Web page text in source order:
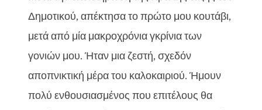
Δημοτικού, απέκτησα το πρώτο μου κουτάβι,
μετά από μία μακροχρόνια γκρίνια των
γονιών μου. Ήταν μια ζεστή, σχεδόν
αποπνικτική μέρα του καλοκαιριού. Ήμουν
πολύ ενθουσιασμένος που επιτέλους θα